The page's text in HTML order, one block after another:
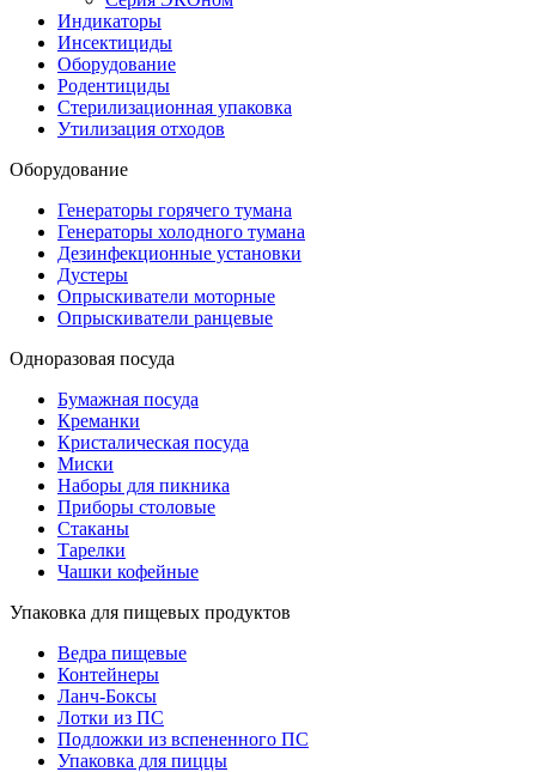
Индикаторы
Инсектициды
Оборудование
Родентициды
Стерилизационная упаковка
Утилизация отходов
Оборудование
Генераторы горячего тумана
Генераторы холодного тумана
Дезинфекционные установки
Дустеры
Опрыскиватели моторные
Опрыскиватели ранцевые
Одноразовая посуда
Бумажная посуда
Креманки
Кристалическая посуда
Миски
Наборы для пикника
Приборы столовые
Стаканы
Тарелки
Чашки кофейные
Упаковка для пищевых продуктов
Ведра пищевые
Контейнеры
Ланч-Боксы
Лотки из ПС
Подложки из вспененного ПС
Упаковка для пиццы